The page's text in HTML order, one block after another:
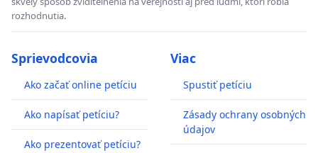
rozhodnutia.
Sprievodcovia
Ako začať online petíciu
Ako napísať petíciu?
Ako prezentovať petíciu?
Viac
Spustiť petíciu
Zásady ochrany osobných
údajov